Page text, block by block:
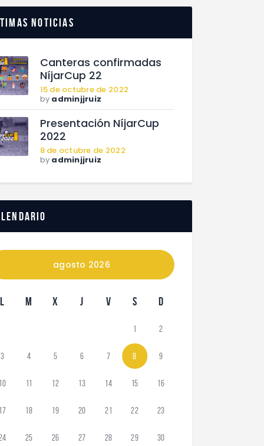
noticias
Canteras confirmadas
NíjarCup 22
15 de octubre de 2022
by adminjjruiz
Presentación NíjarCup
2022
8 de octubre de 2022
by adminjjruiz
agosto 2026
L M X J V S D
1 2
3 4 5 6 7 8 9
11 12 13 14 15 16
18 19 20 21 22 23
25 26 27 28 29 30